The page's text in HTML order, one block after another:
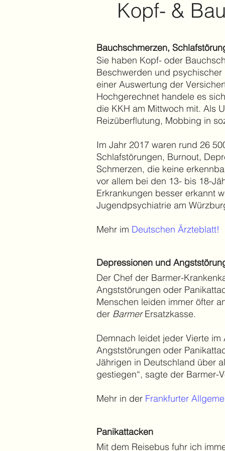
Kopf- &
Bauchschmerzen,
Sie haben Kopf- oder
Beschwerden und
einer Auswertung der
Hochgerechnet handele es
die KKH am Mittwoch mit. Als
Reizüberflutung, Mobbing in
​Im Jahr 2017 waren rund 26
Schlafstörungen, Burnout,
Schmerzen, die keine
vor allem bei den 13- bis 18-
Erkrankungen besser erkannt
Jugendpsychiatrie am
Mehr im Deutschen Ärzteblatt!
Depressionen und
Der Chef der Barmer-
Angststörungen oder
Menschen leiden immer öfter
der BarmerErsatzkasse.
Demnach leidet jeder Vierte
Angststörungen oder
Jährigen in Deutschland über
gestiegen“, sagte der Barmer-
​Mehr in der Frankfurter
Panikattacken
​Mit dem Reisebus fuhr ich